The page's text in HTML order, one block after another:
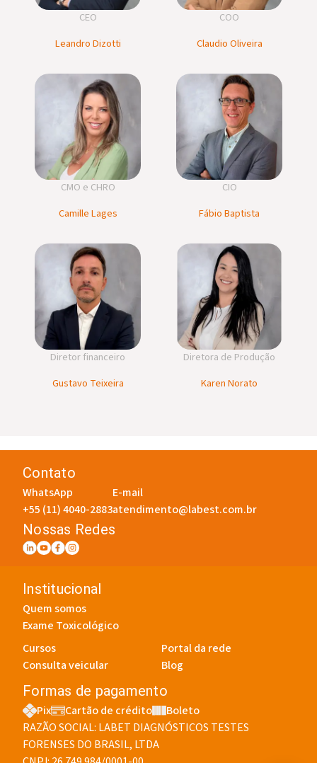
CEO
Leandro Dizotti
COO
Claudio Oliveira
CMO e CHRO
Camille Lages
CIO
Fábio Baptista
Diretor financeiro
Gustavo Teixeira
Diretora de Produção
Karen Norato
Contato
WhatsApp
+55 (11) 4040-2883
E-mail
atendimento@labest.com.br
Nossas Redes
Institucional
Quem somos
Exame Toxicológico
Cursos
Consulta veicular
Portal da rede
Blog
Formas de pagamento
Pix Cartão de crédito
Boleto
RAZÃO SOCIAL: LABET DIAGNÓSTICOS TESTES
FORENSES DO BRASIL, LTDA